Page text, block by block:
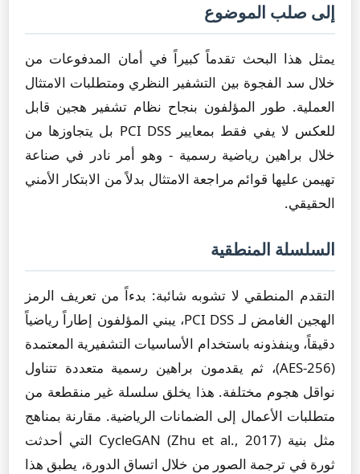
إلى صلب الموضوع
يمثل هذا البحث تقدماً كبيراً في أمان المدفوعات من
خلال سد الفجوة بين التشفير النظري ومتطلبات الامتثال
العملية. طور المؤلفون بنجاح نظام تشفير هجين قابل
للعكس لا يفي فقط بمعايير PCI DSS بل يتجاوزها من
خلال براهين رياضية رسمية - وهو أمر نادر في صناعة
تهيمن عليها قوائم مراجعة الامتثال بدلاً من الابتكار الأمني
الحقيقي.
السلسلة المنطقية
التقدم المنطقي لا تشوبه شائبة: بدءاً من تعريف الرمز
الهجين الغامض لـ PCI DSS، يبني المؤلفون إطاراً رياضياً
دقيقاً، وينفذونه باستخدام الأساسيات التشفيرية المعتمدة
(AES-256)، ثم يقدمون براهين رسمية متعددة تتناول
نواقل هجوم مختلفة. هذا يخلق سلسلة غير منقطعة من
متطلبات الأعمال إلى الضمانات الرياضية. مقارنة بمناهج
مثل بنية CycleGAN (Zhu et al., 2017) التي أحدثت
ثورة في ترجمة الصور من خلال اتساق الدورة، يطبق هذا